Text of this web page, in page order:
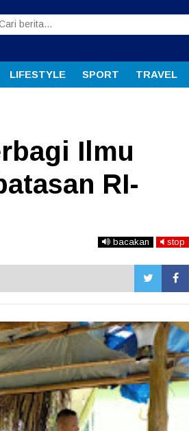
LIFESTYLE SPORT TRAVEL
Ilmu
RI-
bacakan stop